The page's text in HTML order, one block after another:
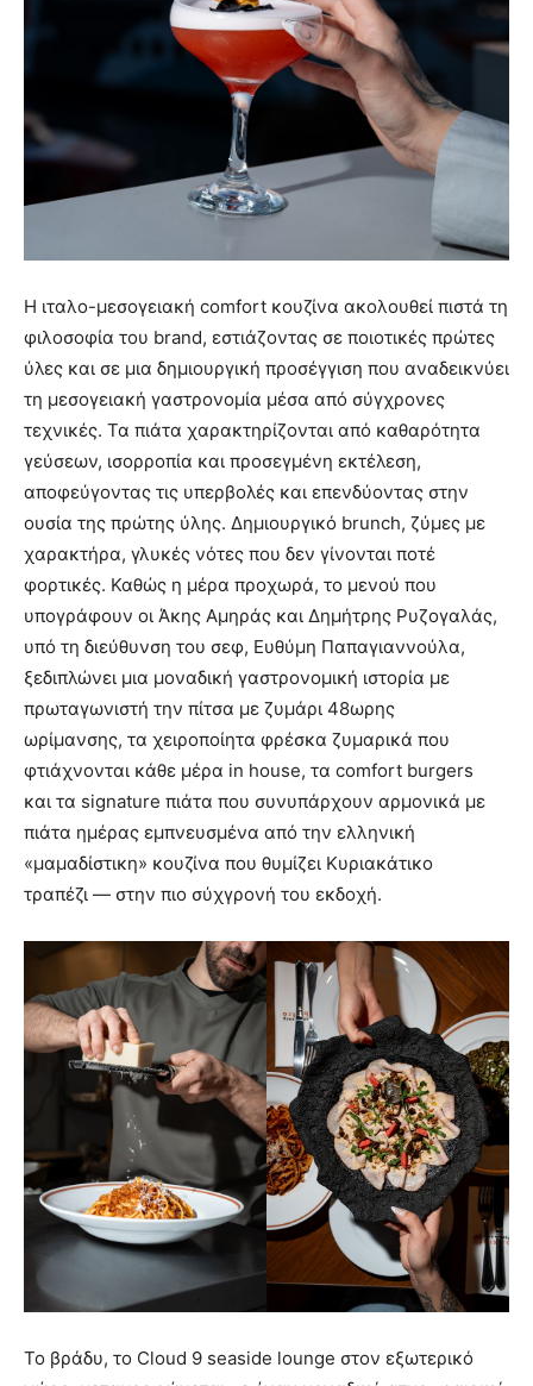
Η ιταλο-μεσογειακή comfort κουζίνα ακολουθεί πιστά τη
φιλοσοφία του brand, εστιάζοντας σε ποιοτικές πρώτες
ύλες και σε μια δημιουργική προσέγγιση που αναδεικνύει
τη μεσογειακή γαστρονομία μέσα από σύγχρονες
τεχνικές. Τα πιάτα χαρακτηρίζονται από καθαρότητα
γεύσεων, ισορροπία και προσεγμένη εκτέλεση,
αποφεύγοντας τις υπερβολές και επενδύοντας στην
ουσία της πρώτης ύλης. Δημιουργικό brunch, ζύμες με
χαρακτήρα, γλυκές νότες που δεν γίνονται ποτέ
φορτικές. Καθώς η μέρα προχωρά, το μενού που
υπογράφουν οι Άκης Αμηράς και Δημήτρης Ρυζογαλάς,
υπό τη διεύθυνση του σεφ, Ευθύμη Παπαγιαννούλα,
ξεδιπλώνει μια μοναδική γαστρονομική ιστορία με
πρωταγωνιστή την πίτσα με ζυμάρι 48ωρης
ωρίμανσης, τα χειροποίητα φρέσκα ζυμαρικά που
φτιάχνονται κάθε μέρα in house, τα comfort burgers
και τα signature πιάτα που συνυπάρχουν αρμονικά με
πιάτα ημέρας εμπνευσμένα από την ελληνική
«μαμαδίστικη» κουζίνα που θυμίζει Κυριακάτικο
τραπέζι — στην πιο σύχγρονή του εκδοχή.
Το βράδυ, το Cloud 9 seaside lounge στον εξωτερικό